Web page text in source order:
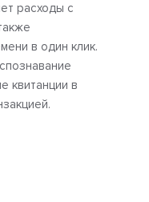
расходы с
в один клик.
квитанции в